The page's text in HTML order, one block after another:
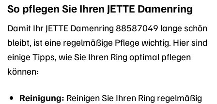
So pflegen Sie Ihren JETTE Damenring
Damit Ihr JETTE Damenring 88587049 lange schön
bleibt, ist eine regelmäßige Pflege wichtig. Hier sind
einige Tipps, wie Sie Ihren Ring optimal pflegen
können:
Reinigung: Reinigen Sie Ihren Ring regelmäßig